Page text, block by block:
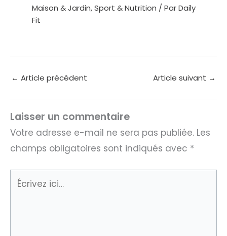
Maison & Jardin,Sport & Nutrition / ParDaily
Fit
← Article précédent Article suivant →
Laisser un commentaire
Votre adresse e-mail ne sera pas publiée. Les
champs obligatoires sont indiqués avec *
Écrivez